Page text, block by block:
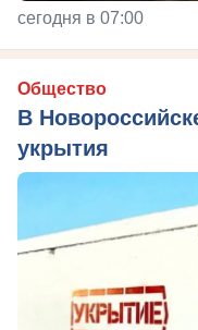
сегодня в 07:00
Общество
В
укрытия